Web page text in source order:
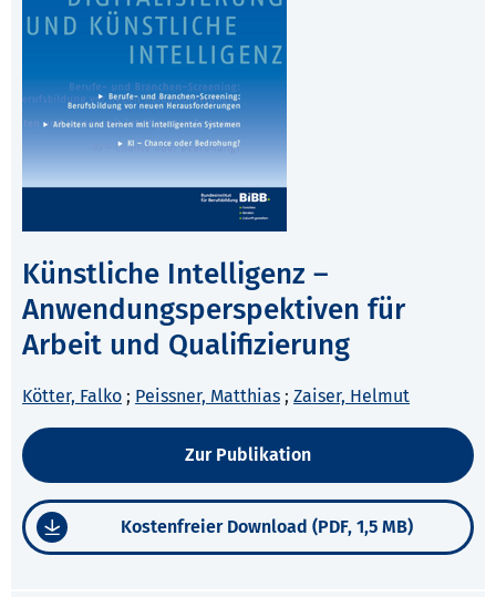
Künstliche Intelligenz –
Anwendungsperspektiven für
Arbeit und Qualifizierung
Kötter, Falko ; Peissner, Matthias ; Zaiser, Helmut
Zur Publikation
Kostenfreier Download (PDF, 1,5 MB)